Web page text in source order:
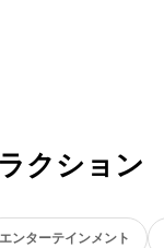
クション
エンターテインメント